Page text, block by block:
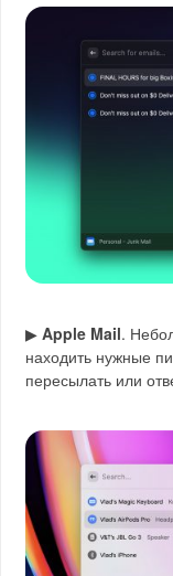
▶Apple Mail.
находить нужные
пересылать или